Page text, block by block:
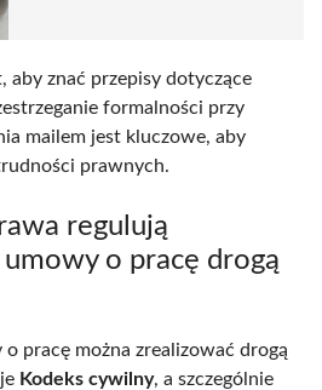
aby znać przepisy dotyczące
formalności przy
mailem jest kluczowe, aby
prawnych.
regulują
o pracę drogą
pracę można zrealizować drogą
Kodeks cywilny, a szczególnie